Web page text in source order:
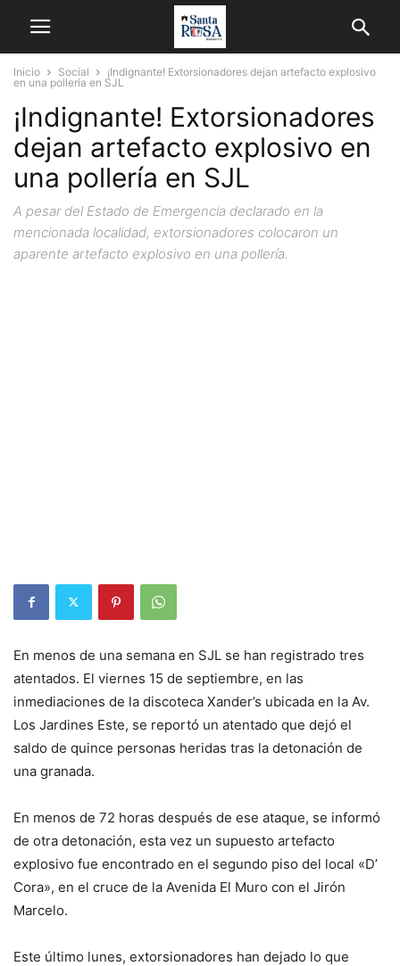
Inicio Social
¡Indignante! Extorsionadores dejan artefacto explosivo
en una pollería en SJL
¡Indignante! Extorsionadores
dejan artefacto explosivo en
una pollería en SJL
A pesar del Estado de Emergencia declarado en la
mencionada localidad, extorsionadores colocaron un
aparente artefacto explosivo en una pollería.
En menos de una semana en SJL se han registrado tres
atentados. El viernes 15 de septiembre, en las
inmediaciones de la discoteca Xander’s ubicada en la Av.
Los Jardines Este, se reportó un atentado que dejó el
saldo de quince personas heridas tras la detonación de
una granada.
En menos de 72 horas después de ese ataque, se informó
de otra detonación, esta vez un supuesto artefacto
explosivo fue encontrado en el segundo piso del local «D’
Cora», en el cruce de la Avenida El Muro con el Jirón
Marcelo.
Este último lunes, extorsionadores han dejado lo que